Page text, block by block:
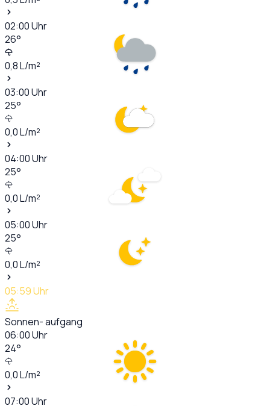
02:00Uhr
26°
0,8L/m²
03:00Uhr
25°
0,0L/m²
04:00Uhr
25°
0,0L/m²
05:00Uhr
25°
0,0L/m²
05:59Uhr
Sonnen- aufgang
06:00Uhr
24°
0,0L/m²
07:00Uhr